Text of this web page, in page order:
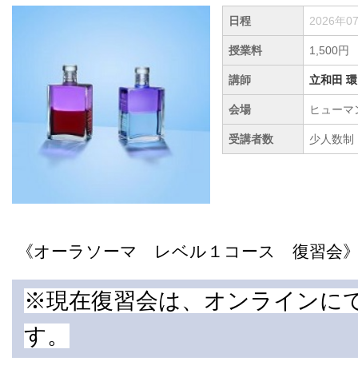
日程 2026年
授業料 1,500円
講師 立和田 環
会場 ヒュー
受講者数 少人数制
《オーラソーマ レベル１コース 復習会
※現在復習会は、オンラインに
す。